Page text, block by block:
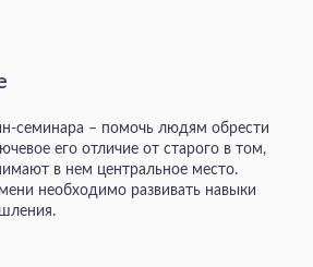
семинара – помочь людям обрести
его отличие от старого в том,
в нем центральное место.
необходимо развивать навыки